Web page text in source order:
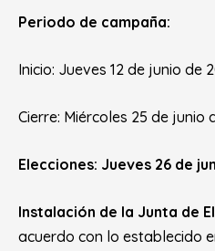
Periodo de campaña:
Inicio: Jueves 12 de junio de
Cierre: Miércoles 25 de junio
Elecciones: Jueves 26 de
Instalación de la Junta de
acuerdo con lo establecido